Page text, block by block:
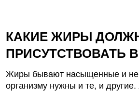
КАКИЕ ЖИРЫ
ПРИСУТСТВОВАТЬ В
Жиры бывают насыщенные и
организму нужны и те, и